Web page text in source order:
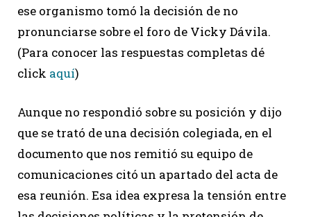
ese organismo tomó la decisión de no
pronunciarse sobre el foro de Vicky Dávila.
(Para conocer las respuestas completas dé
click aquí)
Aunque no respondió sobre su posición y dijo
que se trató de una decisión colegiada, en el
documento que nos remitió su equipo de
comunicaciones citó un apartado del acta de
esa reunión. Esa idea expresa la tensión entre